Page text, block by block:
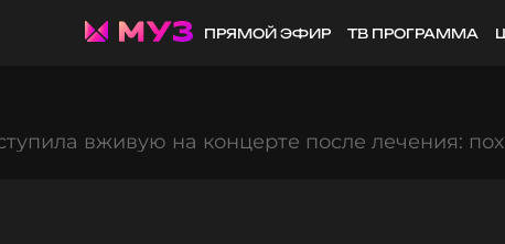
ПРЯМОЙ ЭФИР ТВ ПРОГРАММА
вживую на концерте после лечения: